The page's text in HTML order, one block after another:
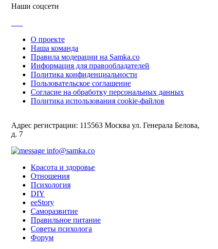
Наши соцсети
О проекте
Наша команда
Правила модерации на Samka.co
Информация для правообладателей
Политика конфиденциальности
Пользовательское соглашение
Согласие на обработку персональных данных
Политика использования cookie-файлов
Адрес регистрации: 115563 Москва ул. Генерала Белова,
д. 7
info@samka.co
Красота и здоровье
Отношения
Психология
DIY
ееStory
Саморазвитие
Правильное питание
Советы психолога
Форум